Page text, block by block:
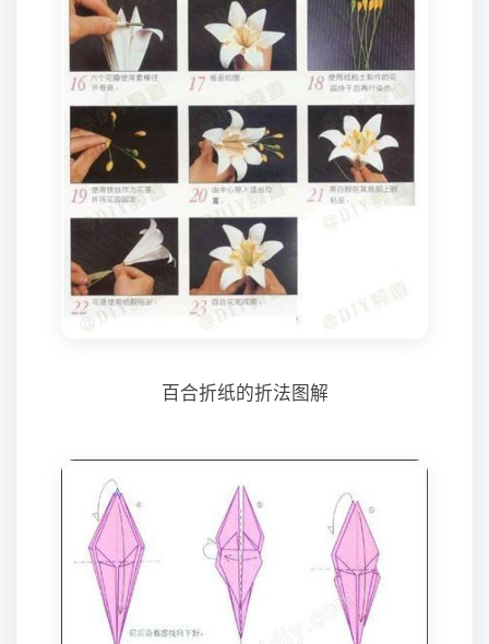
百合折纸的折法图解